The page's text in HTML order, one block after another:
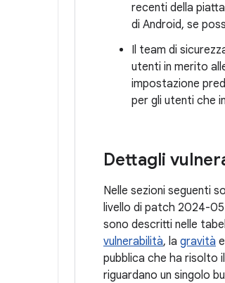
recenti della
di Android, se
Il team di
utenti in merito
impostazione
per gli utenti che
Dettagli
Nelle sezioni seguenti
livello di patch 2024-
sono descritti nelle
vulnerabilità, la gravità
pubblica che ha risolto
riguardano un singolo